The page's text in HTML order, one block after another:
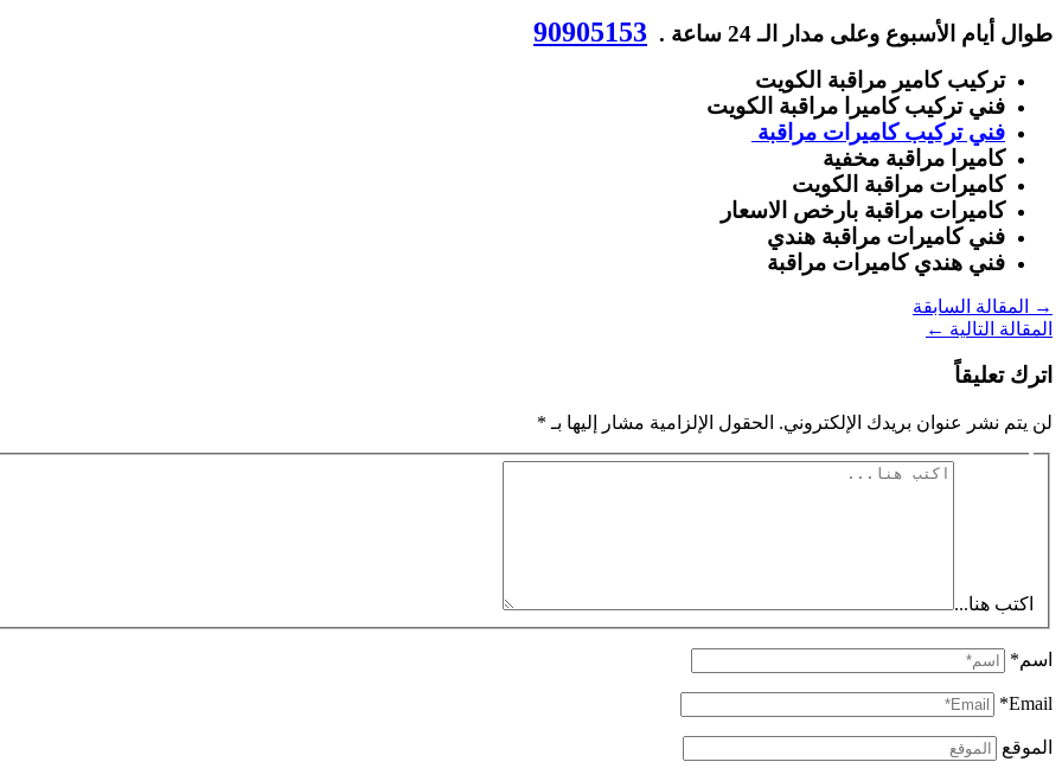
طوال أيام الأسبوع وعلى مدار الـ 24 ساعة .
90905153
تركيب كامير مراقبة الكويت
فني تركيب كاميرا مراقبة الكويت
فني تركيب كاميرات مراقبة
كاميرا مراقبة مخفية
كاميرات مراقبة الكويت
كاميرات مراقبة بارخص الاسعار
فني كاميرات مراقبة هندي
فني هندي كاميرات مراقبة
→
المقالة السابقة
المقالة التالية ←
اترك تعليقاً
لن يتم نشر عنوان بريدك الإلكتروني. الحقول الإلزامية مشار إليها بـ *
اكتب هنا...
اسم*
Email*
الموقع